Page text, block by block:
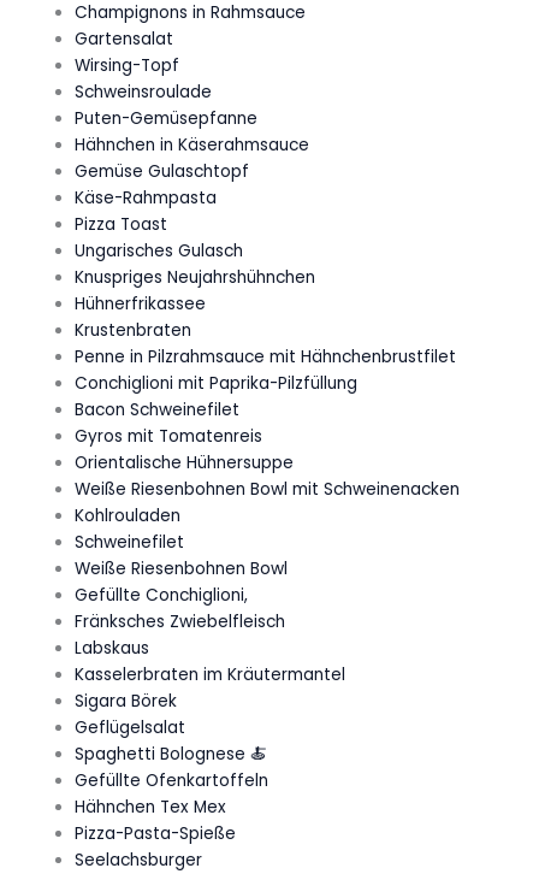
Champignons in Rahmsauce
Gartensalat
Wirsing-Topf
Schweinsroulade
Puten-Gemüsepfanne
Hähnchen in Käserahmsauce
Gemüse Gulaschtopf
Käse-Rahmpasta
Pizza Toast
Ungarisches Gulasch
Knuspriges Neujahrshühnchen
Hühnerfrikassee
Krustenbraten
Penne in Pilzrahmsauce mit Hähnchenbrustfilet
Conchiglioni mit Paprika-Pilzfüllung
Bacon Schweinefilet
Gyros mit Tomatenreis
Orientalische Hühnersuppe
Weiße Riesenbohnen Bowl mit Schweinenacken
Kohlrouladen
Schweinefilet
Weiße Riesenbohnen Bowl
Gefüllte Conchiglioni,
Fränksches Zwiebelfleisch
Labskaus
Kasselerbraten im Kräutermantel
Sigara Börek
Geflügelsalat
Spaghetti Bolognese 🍝
Gefüllte Ofenkartoffeln
Hähnchen Tex Mex
Pizza-Pasta-Spieße
Seelachsburger